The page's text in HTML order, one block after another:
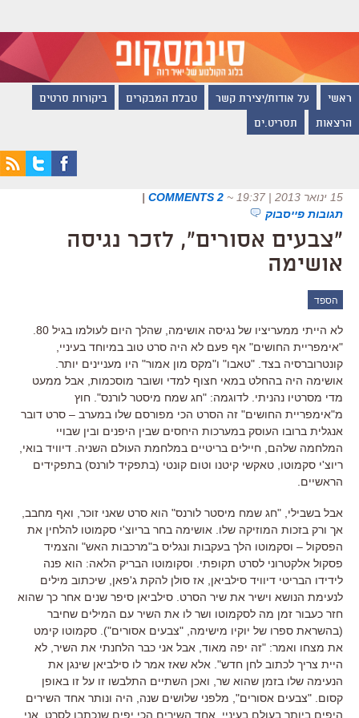
ראשי על אודות/יצירת קשר טבלת המבקרים ביקורות סרטים
הרצאות תסריט.ים
15 ינואר 2013 | 19:37 ~
2 COMMENTS
|
תגובות פייסבוק
"צבעים אסורים", לזכר נגיסה
אושימה
הספד
"אימפריית החושים" אף פעם לא היה סרט טוב במיוחד בעיניי,
קונטרוברסיה בצד. "טאבו" ו"מקס מון אמור" היו מעניינים יותר.
אושימה היה בהחלט במאי חצוף למדי ושובר מוסכמות, אבל ממעט
מדי מסרטיו נהניתי. לדוגמה: "חג שמח מיסטר לורנס". חוץ
מ"אימפריית החושים" זה הסרט הכי מפורסם שלו במערב – סרט דובר
אנגלית ברובו העוסק במערכות היחסים שבין היפנים ובין שבויי
המלחמה שלהם, חיילים בריטיים במלחמת העולם השניה. דיוויד בואי,
ריוצ'י סקמוטו, טאקשי קיטנו וטום קונטי (בתפקיד לורנס) בתפקידים
הראשיים.
אבל בשבילי, "חג שמח מיסטר לורנס" הוא סרט שאני זוכר, ואף מחבב,
אך ורק בזכות המוזיקה שלו. אושימה בחר בריוצ'י סקמוטו להלחין את
הפסקול – וסקמוטו הלך בעקבות ונגליס ב"מרכבות האש" והצמיד
פסקול אלקטרוני לסרט תקופתי. וסקומוטו הבריק הלאה: הוא פנה
לידידו הבריטי דיוויד סילביאן, אז סולן להקת ג'פאן, שיכתוב מילים
לנעימת הנושא וישיר את שיר הסרט. סילביאן סיפר שנים אחר כך שהוא
חזר כעבור זמן מה לסקמוטו ושר לו את השיר עם המילים שחיבר
(בהשראת ספרו של יוקיו מישימה, "צבעים אסורים"). סקמוטו קימט
את מצחו ואמר: "זה יפה מאוד, אבל אני כבר הלחנתי את השיר, לא
היית צריך לכתוב לחן חדש". אלא שאז אמר לו סילביאן שינגן את
הנעימה שלו בזמן שהוא שר, ואכן השתיים התלבשו זו על זו באופן
קסום. "צבעים אסורים", מלפני שלושים שנה, היה ונותר אחד השירים
היפים ביותר בעולם בעיניי, אחד השירים הכי יפים שנכתבו לסרט. אני